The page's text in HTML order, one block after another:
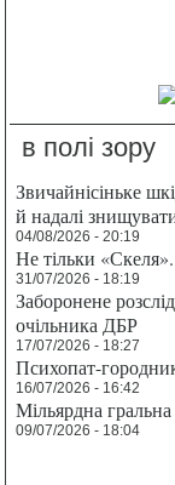
в полі зору
Звичайнісіньке
й надалі
04/08/2026 - 20:19
Не тільки
31/07/2026 - 18:19
Заборонене
очільника ДБР
17/07/2026 - 18:27
Психопат-
16/07/2026 - 16:42
Мільярдна
09/07/2026 - 18:04